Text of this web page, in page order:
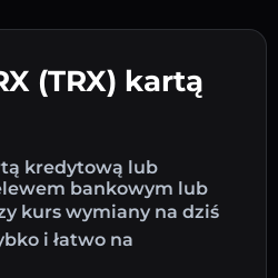
(TRX) kartą
kredytową lub
bankowym lub
kurs wymiany na dziś
i łatwo na